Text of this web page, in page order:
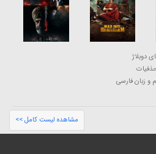
دوبلاژ
و زبان فارسی
مشاهده لیست کامل >>